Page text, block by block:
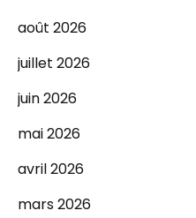
août 2026
juillet 2026
juin 2026
mai 2026
avril 2026
mars 2026